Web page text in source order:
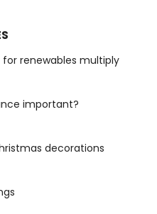
renewables multiply
important?
decorations